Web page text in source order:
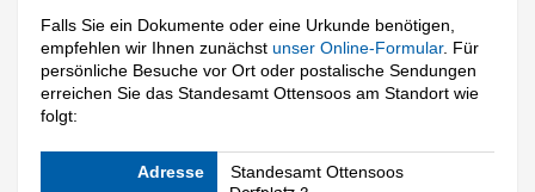
Falls Sie ein Dokumente oder eine Urkunde benötigen,
empfehlen wir Ihnen zunächstunser Online-Formular. Für
persönliche Besuche vor Ort oder postalische Sendungen
erreichen Sie das Standesamt Ottensoos am Standort wie
folgt:
Adresse Standesamt Ottensoos